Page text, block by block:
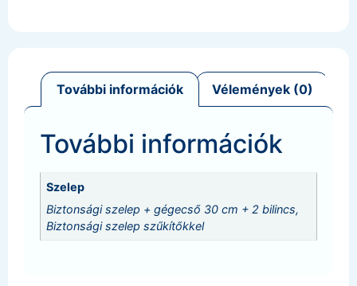
További információk Vélemények (0)
További információk
Szelep
Biztonsági szelep + gégecső 30 cm + 2 bilincs,
Biztonsági szelep szűkítőkkel